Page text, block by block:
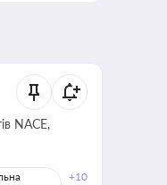
NACE,
+10